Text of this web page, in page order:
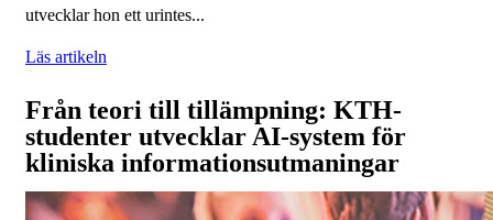
utvecklar hon ett urintes...
Läs artikeln
Från teori till tillämpning: KTH-
studenter utvecklar AI-system för
kliniska informationsutmaningar